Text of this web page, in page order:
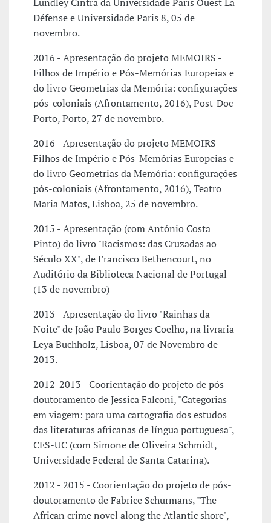
Défense e Universidade Paris 8, 05 de
novembro.
2016 - Apresentação do projeto MEMOIRS -
Filhos de Império e Pós-Memórias Europeias e
do livro Geometrias da Memória: configurações
pós-coloniais (Afrontamento, 2016), Post-Doc-
Porto, Porto, 27 de novembro.
2016 - Apresentação do projeto MEMOIRS -
Filhos de Império e Pós-Memórias Europeias e
do livro Geometrias da Memória: configurações
pós-coloniais (Afrontamento, 2016), Teatro
Maria Matos, Lisboa, 25 de novembro.
2015 - Apresentação (com António Costa
Pinto) do livro "Racismos: das Cruzadas ao
Século XX", de Francisco Bethencourt, no
Auditório da Biblioteca Nacional de Portugal
(13 de novembro)
2013 - Apresentação do livro "Rainhas da
Noite" de João Paulo Borges Coelho, na livraria
Leya Buchholz, Lisboa, 07 de Novembro de
2013.
2012-2013 - Coorientação do projeto de pós-
doutoramento de Jessica Falconi, "Categorias
em viagem: para uma cartografia dos estudos
das literaturas africanas de língua portuguesa",
CES-UC (com Simone de Oliveira Schmidt,
Universidade Federal de Santa Catarina).
2012 - 2015 - Coorientação do projeto de pós-
doutoramento de Fabrice Schurmans, "The
African crime novel along the Atlantic shore",